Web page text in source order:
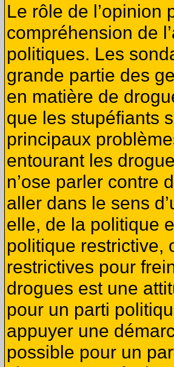
Le rôle de l’opinion
compréhension de
politiques. Les
grande partie des
en matière de
que les stupéfiants
principaux
entourant les
n’ose parler contre
aller dans le sens
elle, de la politique
politique restrictive,
restrictives pour
drogues est une
pour un parti
appuyer une
possible pour un